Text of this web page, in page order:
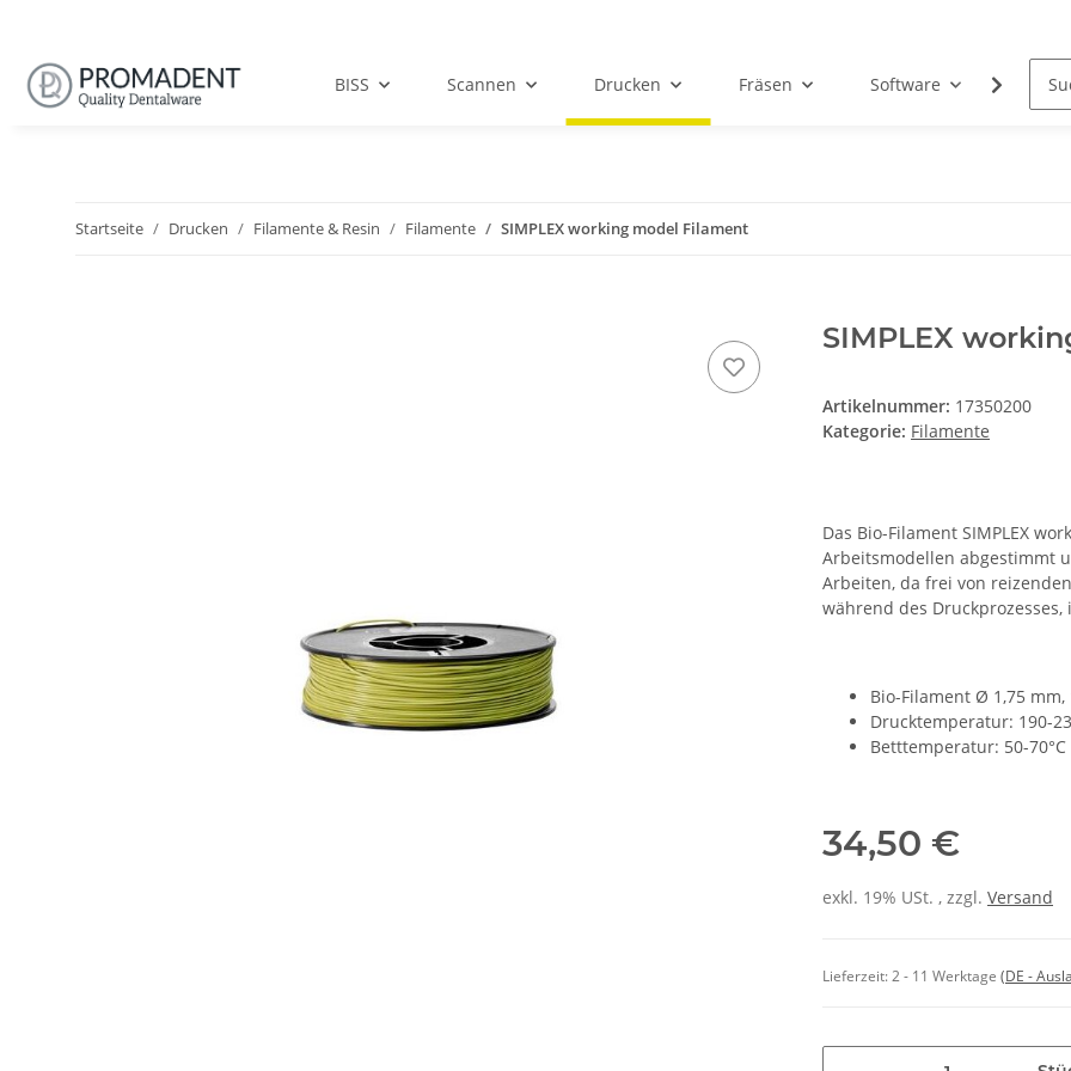
BISS Scannen Drucken Fräsen Software
Startseite Drucken Filamente & Resin Filamente SIMPLEX working model Filament
SIMPLEX
Artikelnummer: 17350200
Kategorie: Filamente
Das Bio-Filament SIMPLEX
Arbeitsmodellen abgestimmt
Arbeiten, da frei von
während des
Bio-Filament Ø 1,75
Drucktemperatur: 190-
Betttemperatur: 50-70°C
34,50 €
exkl. 19% USt. , zzgl. Versand
Lieferzeit:2 - 11 Werktage (DE -